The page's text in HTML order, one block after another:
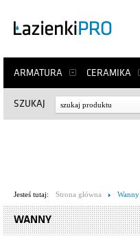
ARMATURA CERAMIKA
SZUKAJ
Jesteś tutaj: Strona główna Wanny
WANNY